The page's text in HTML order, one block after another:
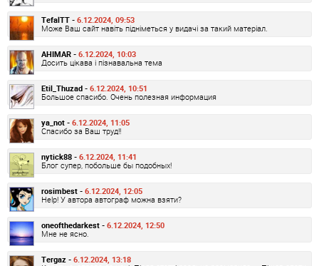
TefalTT - 6.12.2024, 09:53
Може Ваш сайт навіть підніметься у видачі за такий матеріал.
AHIMAR - 6.12.2024, 10:03
Досить цікава і пізнавальна тема
Etil_Thuzad - 6.12.2024, 10:51
Большое спасибо. Очень полезная информация
ya_not - 6.12.2024, 11:05
Спасибо за Ваш труд!!
nytick88 - 6.12.2024, 11:41
Блог супер, побольше бы подобных!
rosimbest - 6.12.2024, 12:05
Help! У автора автограф можна взяти?
oneofthedarkest - 6.12.2024, 12:50
Мне не ясно.
Tergaz - 6.12.2024, 13:18